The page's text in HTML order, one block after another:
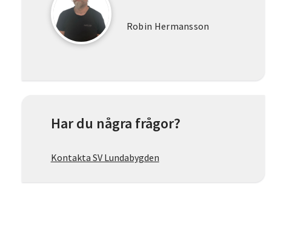
Robin Hermansson
Har du några frågor?
Kontakta SV Lundabygden